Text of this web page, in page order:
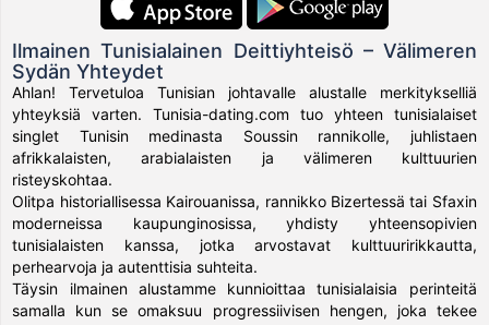
Ilmainen Tunisialainen Deittiyhteisö – Välimeren
Sydän Yhteydet
Ahlan! Tervetuloa Tunisian johtavalle alustalle merkitykselliä
yhteyksiä varten. Tunisia-dating.com tuo yhteen tunisialaiset
singlet Tunisin medinasta Soussin rannikolle, juhlistaen
afrikkalaisten, arabialaisten ja välimeren kulttuurien
risteyskohtaa.
Olitpa historiallisessa Kairouanissa, rannikko Bizertessä tai Sfaxin
moderneissa kaupunginosissa, yhdisty yhteensopivien
tunisialaisten kanssa, jotka arvostavat kulttuuririkkautta,
perhearvoja ja autenttisia suhteita.
Täysin ilmainen alustamme kunnioittaa tunisialaisia perinteitä
samalla kun se omaksuu progressiivisen hengen, joka tekee